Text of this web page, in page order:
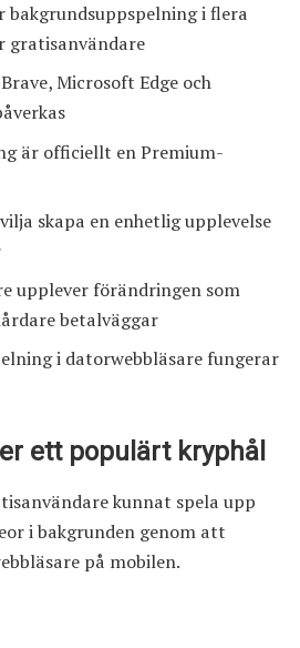
bakgrundsuppspelning i flera
gratisanvändare
Microsoft Edge och
är officiellt en Premium-
skapa en enhetlig upplevelse
upplever förändringen som
betalväggar
i datorwebbläsare fungerar
ett populärt kryphål
kunnat spela upp
i bakgrunden genom att
på mobilen.